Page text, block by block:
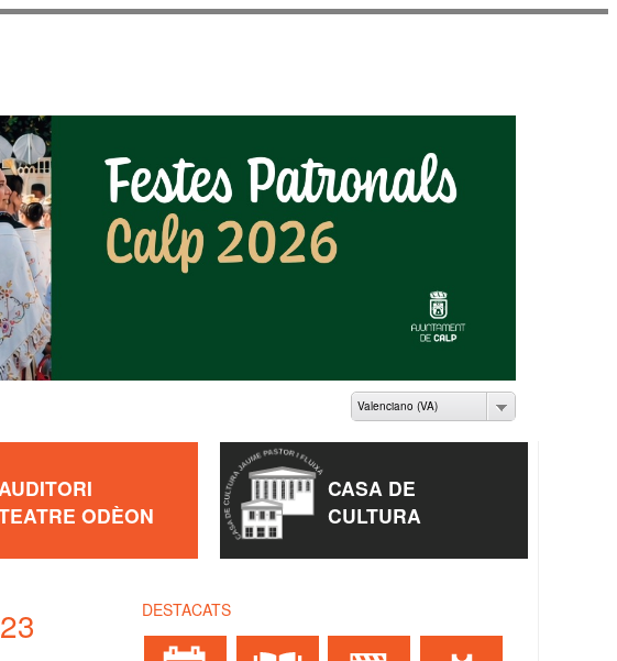
Valenciano (VA)
DESTACATS
ODÈON
CASA DE
CULTURA